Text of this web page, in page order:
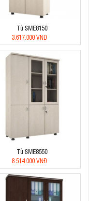
Tủ SME8150
3.617.000 VNĐ
Tủ SME8550
8.514.000 VNĐ